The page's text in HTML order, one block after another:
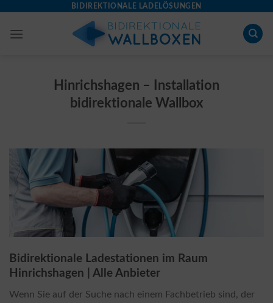
content
BIDIREKTIONALE LADELÖSUNGEN
Hinrichshagen – Installation
bidirektionale Wallbox
Bidirektionale Ladestationen im Raum
Hinrichshagen | Alle Anbieter
Wenn Sie auf der Suche nach einem Fachbetrieb sind, der